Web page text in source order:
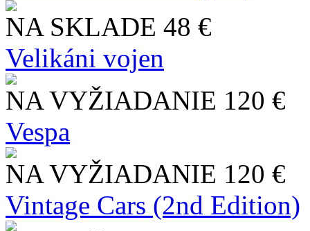
NA SKLADE 48 €
Velikáni vojen
NA VYŽIADANIE 120 €
Vespa
NA VYŽIADANIE 120 €
Vintage Cars (2nd Edition)